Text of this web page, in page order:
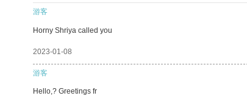
游客
Horny Shriya called you
2023-01-08
游客
Hello,? Greetings fr